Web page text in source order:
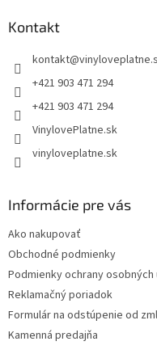
Kontakt
kontakt@
+421 903 471 294
+421 903 471 294
VinylovePlatne.sk
vinyloveplatne.sk
Informácie pre vás
Ako nakupovať
Obchodné podmienky
Podmienky ochrany osobných
Reklamačný poriadok
Formulár na odstúpenie od
Kamenná predajňa